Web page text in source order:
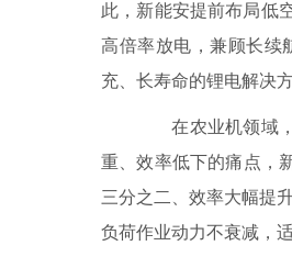
此，新能安提前布局低
高倍率放电，兼顾长续
充、长寿命的锂电解决
在农业机领域，
重、效率低下的痛点，
三分之二、效率大幅提
负荷作业动力不衰减，